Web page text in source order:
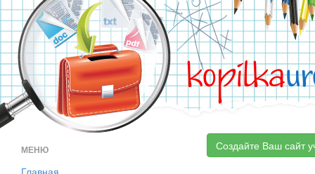
kopilka
МЕНЮ
Главная
Создайте Ваш сайт